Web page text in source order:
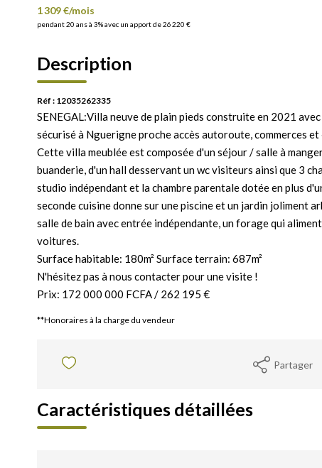
1 309 €/mois
pendant 20 ans à 3% avec un apport de 26 220 €
Description
Réf : 12035262335
SENEGAL:Villa neuve de plain pieds construite en 2021
sécurisé à Nguerigne proche accès autoroute, commerces et
Cette villa meublée est composée d'un séjour / salle à
buanderie, d'un hall desservant un wc visiteurs ainsi que 3
studio indépendant et la chambre parentale dotée en plus
seconde cuisine donne sur une piscine et un jardin joliment
salle de bain avec entrée indépendante, un forage qui
voitures.
Surface habitable: 180m² Surface terrain: 687m²
N'hésitez pas à nous contacter pour une visite !
Prix: 172 000 000 FCFA / 262 195 €
**Honoraires à la charge du vendeur
Partager
Caractéristiques détaillées